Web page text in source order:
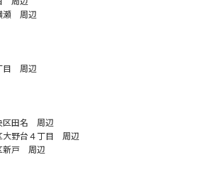
瀬 周辺
目 周辺
区田名 周辺
大野台４丁目 周辺
新戸 周辺